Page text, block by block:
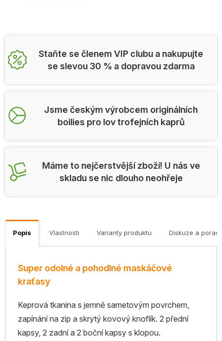
Staňte se členem VIP clubu a nakupujte
se slevou 30 % a dopravou zdarma
Jsme českým výrobcem originálních
boilies pro lov trofejních kaprů
Máme to nejčerstvější zboží! U nás ve
skladu se nic dlouho neohřeje
Popis Vlastnosti Varianty produktu Diskuze a
Super odolné a pohodlné maskáčové
kraťasy
Keprová tkanina s jemně sametovým povrchem,
zapínání na zip a skrytý kovový knoflík. 2 přední
kapsy, 2 zadní a 2 boční kapsy s klopou.